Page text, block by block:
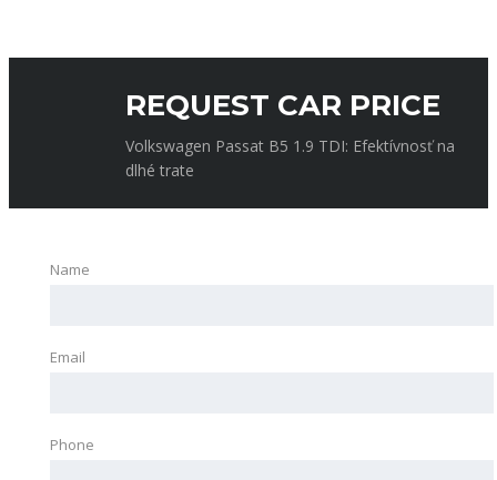
REQUEST CAR PRICE
Volkswagen Passat B5 1.9 TDI: Efektívnosť na
dlhé trate
Name
Email
Phone